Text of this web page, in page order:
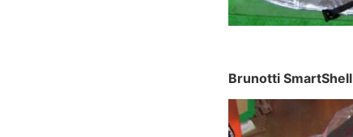
Brunotti SmartShell